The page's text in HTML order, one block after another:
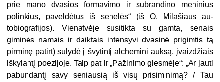
prie mano dvasios formavi­mo ir subrandino meninius
polinkius, paveldėtus iš senelės“ (iš O. Milašiaus au­
tobiografijos). Vienatvėje susitikta su gamta, senais
giminės namais ir daiktais intensyvi dvasinė prigimtis tą
pirminę patirt) sulydė į švytintį alchemini auksą, įvaizdžiais
iškylantį poezijoje. Taip pat ir „Pažinimo giesmėje“: „Ar jauti
pabundantį savy seniausią iš visų prisiminimą? / Tau